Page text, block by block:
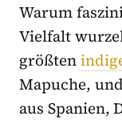
Warum
Vielfalt
größten
Mapuche,
aus Spanien,